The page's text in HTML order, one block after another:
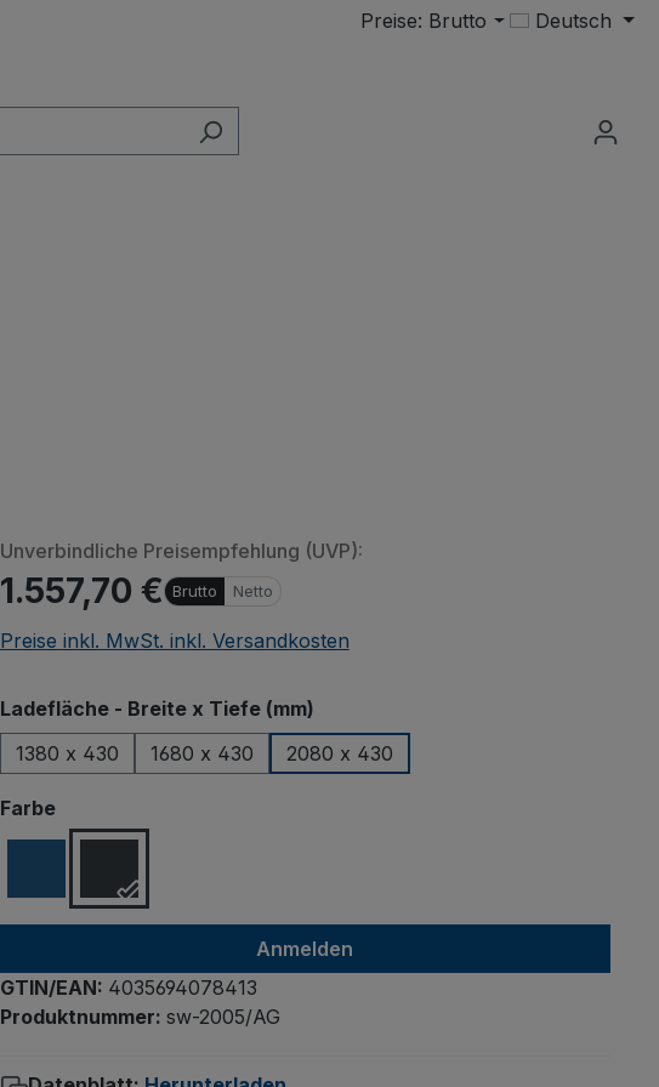
Preise: Brutto Deutsch
Unverbindliche Preisempfehlung (UVP):
1.557,70 € Brutto Netto
Preise inkl. MwSt. inkl. Versandkosten
Ladefläche - Breite x Tiefe (mm)auswählen
1380 x 430
1680 x 430 2080 x 430
Farbeauswählen
Anmelden
GTIN/EAN: 4035694078413
Produktnummer: sw-2005/AG